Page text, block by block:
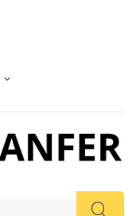
expand_more